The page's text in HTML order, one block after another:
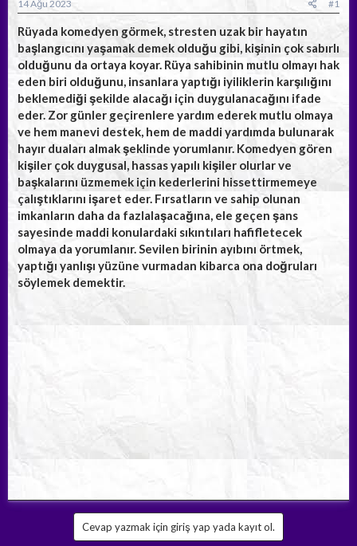
ş
l
a
a
n
t
a
r
h
i
14 Ağu 2023 #1
Rüyada komedyen görmek, stresten uzak bir hayatın
başlangıcını yaşamak demek olduğu gibi, kişinin çok sabırlı
olduğunu da ortaya koyar. Rüya sahibinin mutlu olmayı hak
eden biri olduğunu, insanlara yaptığı iyiliklerin karşılığını
beklemediği şekilde alacağı için duygulanacağını ifade
eder. Zor günler geçirenlere yardım ederek mutlu olmaya
ve hem manevi destek, hem de maddi yardımda bulunarak
hayır duaları almak şeklinde yorumlanır. Komedyen gören
kişiler çok duygusal, hassas yapılı kişiler olurlar ve
başkalarını üzmemek için kederlerini hissettirmemeye
çalıştıklarını işaret eder. Fırsatların ve sahip olunan
imkanların daha da fazlalaşacağına, ele geçen şans
sayesinde maddi konulardaki sıkıntıları hafifletecek
olmaya da yorumlanır. Sevilen birinin ayıbını örtmek,
yaptığı yanlışı yüzüne vurmadan kibarca ona doğruları
söylemek demektir.
Cevap yazmak için giriş yap yada kayıt ol.